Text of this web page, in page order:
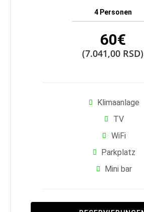
4 Personen
60€
(7.041,00 RSD)
Klimaanlage
TV
WiFi
Parkplatz
Mini bar